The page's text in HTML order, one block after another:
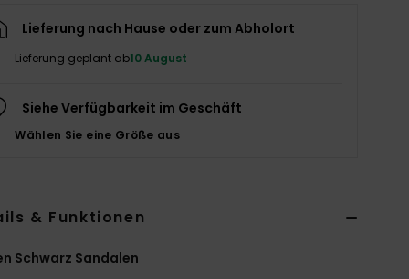
Lieferung nach Hause oder zum Abholort
Lieferung geplant ab10 August
Siehe Verfügbarkeit im Geschäft
Wählen Sie eine Größe aus
& Funktionen
Schwarz Sandalen